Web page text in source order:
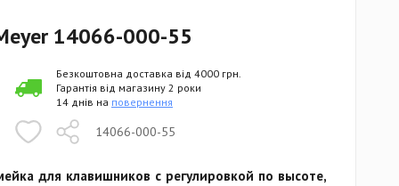
14066-000-55
14066-000-55
Безкоштовна доставка від 4000 грн.
Гарантія від магазину 2 роки
14 днів на повернення
для клавишников с регулировкой по высоте,